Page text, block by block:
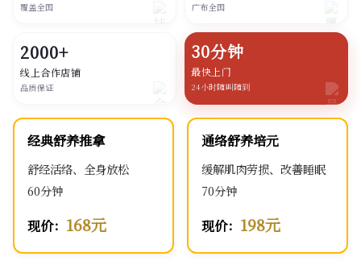
覆盖全国 广布全国
2000+
线上合作店铺
品质保证
30分钟
最快上门
24小时随叫随到
经典舒养推拿
舒经活络、全身放松
60分钟
现价： 168元
通络舒养培元
缓解肌肉劳损、改善睡眠
70分钟
现价： 198元